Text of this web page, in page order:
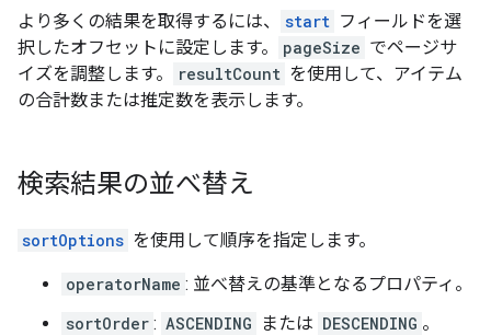
より多くの結果を取得するには、 start フィールドを選
択したオフセットに設定します。
pageSize でページサ
イズを調整します。
resultCount を使用して、アイテム
の合計数または推定数を表示します。
検索結果の並べ替え
sortOptions を使用して順序を指定します。
operatorName : 並べ替えの基準となるプロパティ。
sortOrder : ASCENDING または DESCENDING 。